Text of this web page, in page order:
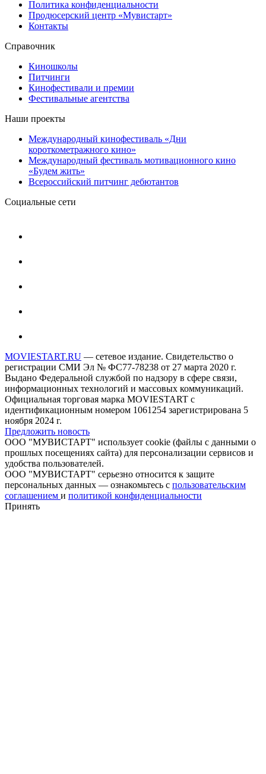
Политика конфиденциальности
Продюсерский центр «Мувистарт»
Контакты
Справочник
Киношколы
Питчинги
Кинофестивали и премии
Фестивальные агентства
Наши проекты
Международный кинофестиваль «Дни
короткометражного кино»
Международный фестиваль мотивационного кино
«Будем жить»
Всероссийский питчинг дебютантов
Социальные сети
MOVIESTART.RU — сетевое издание. Свидетельство о
регистрации СМИ Эл № ФС77-78238 от 27 марта 2020 г.
Выдано Федеральной службой по надзору в сфере связи,
информационных технологий и массовых коммуникаций.
Официальная торговая марка MOVIESTART с
идентификационным номером 1061254 зарегистрирована 5
ноября 2024 г.
Предложить новость
ООО "МУВИСТАРТ" использует cookie (файлы с данными о
прошлых посещениях сайта) для персонализации сервисов и
удобства пользователей.
ООО "МУВИСТАРТ" серьезно относится к защите
персональных данных — ознакомьтесь с пользовательским
соглашением и политикой конфиденциальности
Принять